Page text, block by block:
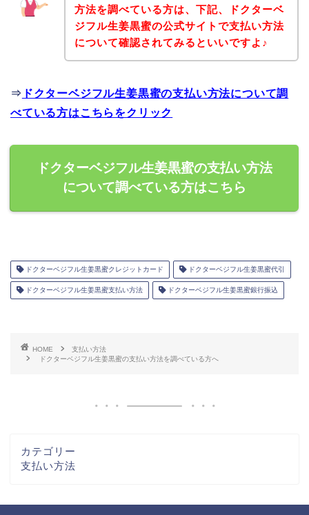
方法を調べている方は、下記、ドクターベ
ジフル生姜黒蜜の公式サイトで支払い方法
について確認されてみるといいですよ♪
⇒ ドクターベジフル生姜黒蜜の支払い方法について調
べている方はこちらをクリック
ドクターベジフル生姜黒蜜の支払い方法
について調べている方はこちら
ドクターベジフル生姜黒蜜クレジットカード ドクターベジフル生姜黒蜜代引
ドクターベジフル生姜黒蜜支払い方法 ドクターベジフル生姜黒蜜銀行振込
HOME
支払い方法
ドクターベジフル生姜黒蜜の支払い方法を調べている方へ
カテゴリー
支払い方法